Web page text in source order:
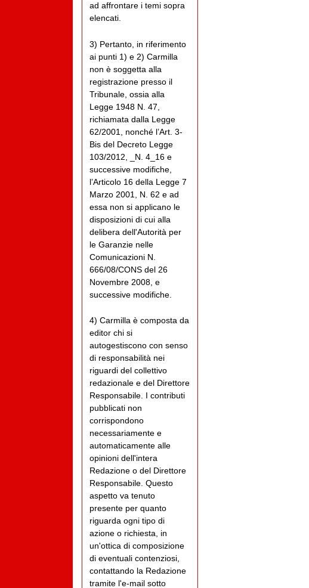
ad affrontare i temi sopra
elencati.
3) Pertanto, in riferimento
ai punti 1) e 2) Carmilla
non è soggetta alla
registrazione presso il
Tribunale, ossia alla
Legge 1948 N. 47,
richiamata dalla Legge
62/2001, nonché l’Art. 3-
Bis del Decreto Legge
103/2012, _N. 4_16 e
successive modifiche,
l’Articolo 16 della Legge 7
Marzo 2001, N. 62 e ad
essa non si applicano le
disposizioni di cui alla
delibera dell'Autorità per
le Garanzie nelle
Comunicazioni N.
666/08/CONS del 26
Novembre 2008, e
successive modifiche.
4) Carmilla è composta da
editor chi si
autogestiscono con senso
di responsabilità nei
riguardi del collettivo
redazionale e del Direttore
Responsabile. I contributi
pubblicati non
corrispondono
necessariamente e
automaticamente alle
opinioni dell'intera
Redazione o del Direttore
Responsabile. Questo
aspetto va tenuto
presente per quanto
riguarda ogni tipo di
azione o richiesta, in
un'ottica di composizione
di eventuali contenziosi,
contattando la Redazione
tramite l'e-mail sotto